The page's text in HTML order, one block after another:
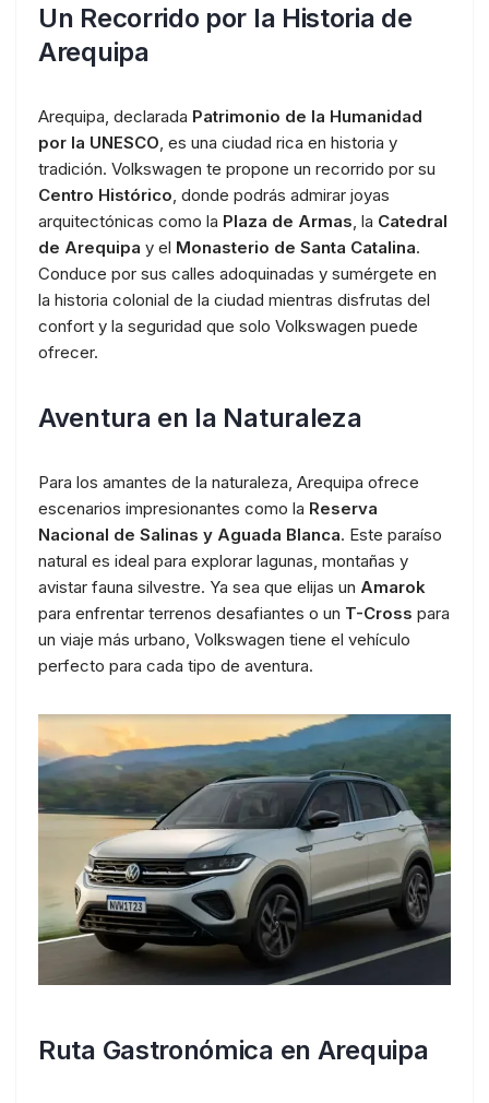
Un Recorrido por la Historia de
Arequipa
Arequipa, declarada Patrimonio de la Humanidad
por la UNESCO, es una ciudad rica en historia y
tradición. Volkswagen te propone un recorrido por su
Centro Histórico, donde podrás admirar joyas
arquitectónicas como la Plaza de Armas, la Catedral
de Arequipa y el Monasterio de Santa Catalina.
Conduce por sus calles adoquinadas y sumérgete en
la historia colonial de la ciudad mientras disfrutas del
confort y la seguridad que solo Volkswagen puede
ofrecer.
Aventura en la Naturaleza
Para los amantes de la naturaleza, Arequipa ofrece
escenarios impresionantes como la Reserva
Nacional de Salinas y Aguada Blanca. Este paraíso
natural es ideal para explorar lagunas, montañas y
avistar fauna silvestre. Ya sea que elijas un Amarok
para enfrentar terrenos desafiantes o un T-Cross para
un viaje más urbano, Volkswagen tiene el vehículo
perfecto para cada tipo de aventura.
Ruta Gastronómica en Arequipa